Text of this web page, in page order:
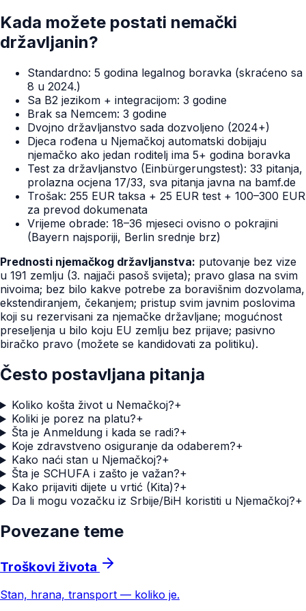
Kada možete postati nemački
državljanin?
Standardno: 5 godina legalnog boravka (skraćeno sa
8 u 2024.)
Sa B2 jezikom + integracijom: 3 godine
Brak sa Nemcem: 3 godine
Dvojno državljanstvo sada dozvoljeno (2024+)
Djeca rođena u Njemačkoj automatski dobijaju
njemačko ako jedan roditelj ima 5+ godina boravka
Test za državljanstvo (Einbürgerungstest): 33 pitanja,
prolazna ocjena 17/33, sva pitanja javna na bamf.de
Trošak: 255 EUR taksa + 25 EUR test + 100–300 EUR
za prevod dokumenata
Vrijeme obrade: 18–36 mjeseci ovisno o pokrajini
(Bayern najsporiji, Berlin srednje brz)
Prednosti njemačkog državljanstva: putovanje bez vize
u 191 zemlju (3. najjači pasoš svijeta); pravo glasa na svim
nivoima; bez bilo kakve potrebe za boravišnim dozvolama,
ekstendiranjem, čekanjem; pristup svim javnim poslovima
koji su rezervisani za njemačke državljane; mogućnost
preseljenja u bilo koju EU zemlju bez prijave; pasivno
biračko pravo (možete se kandidovati za politiku).
Često postavljana pitanja
Koliko košta život u Nemačkoj?+
Koliki je porez na platu?+
Šta je Anmeldung i kada se radi?+
Koje zdravstveno osiguranje da odaberem?+
Kako naći stan u Njemačkoj?+
Šta je SCHUFA i zašto je važan?+
Kako prijaviti dijete u vrtić (Kita)?+
Da li mogu vozačku iz Srbije/BiH koristiti u Njemačkoj?+
Povezane teme
Troškovi života
Stan, hrana, transport — koliko je.